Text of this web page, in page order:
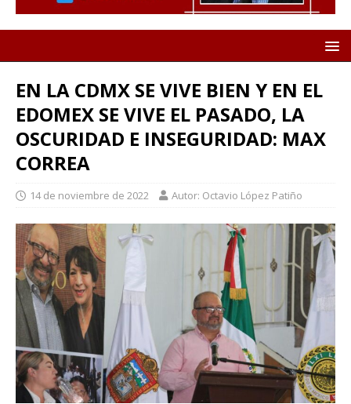
EN LA CDMX SE VIVE BIEN Y EN EL
EDOMEX SE VIVE EL PASADO, LA
OSCURIDAD E INSEGURIDAD: MAX
CORREA
14 de noviembre de 2022 Autor: Octavio López Patiño